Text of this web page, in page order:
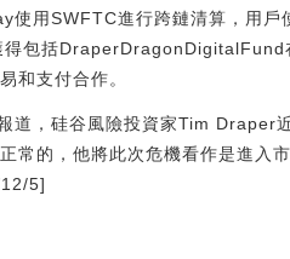
用SWFTC進行跨鏈清算，用戶
包括DraperDragonDigitalFund
和支付合作。
，硅谷風險投資家Tim Draper
常的，他將此次危機看作是進入
5]